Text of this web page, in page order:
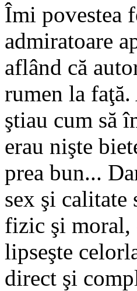
Îmi povestea
admiratoare
aflând că
rumen la
ştiau cum să
erau nişte
prea bun...
sex şi
fizic şi moral,
lipseşte
direct şi